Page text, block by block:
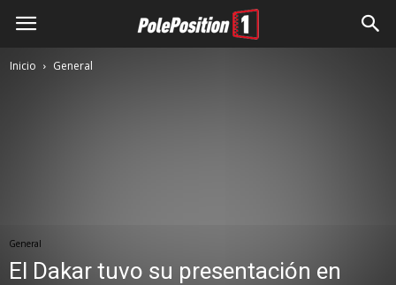
Inicio General
General
El Dakar tuvo su presentación en